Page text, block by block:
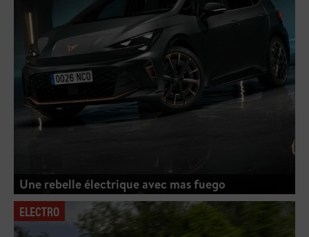
Une rebelle électrique avec mas fuego
ELECTRO